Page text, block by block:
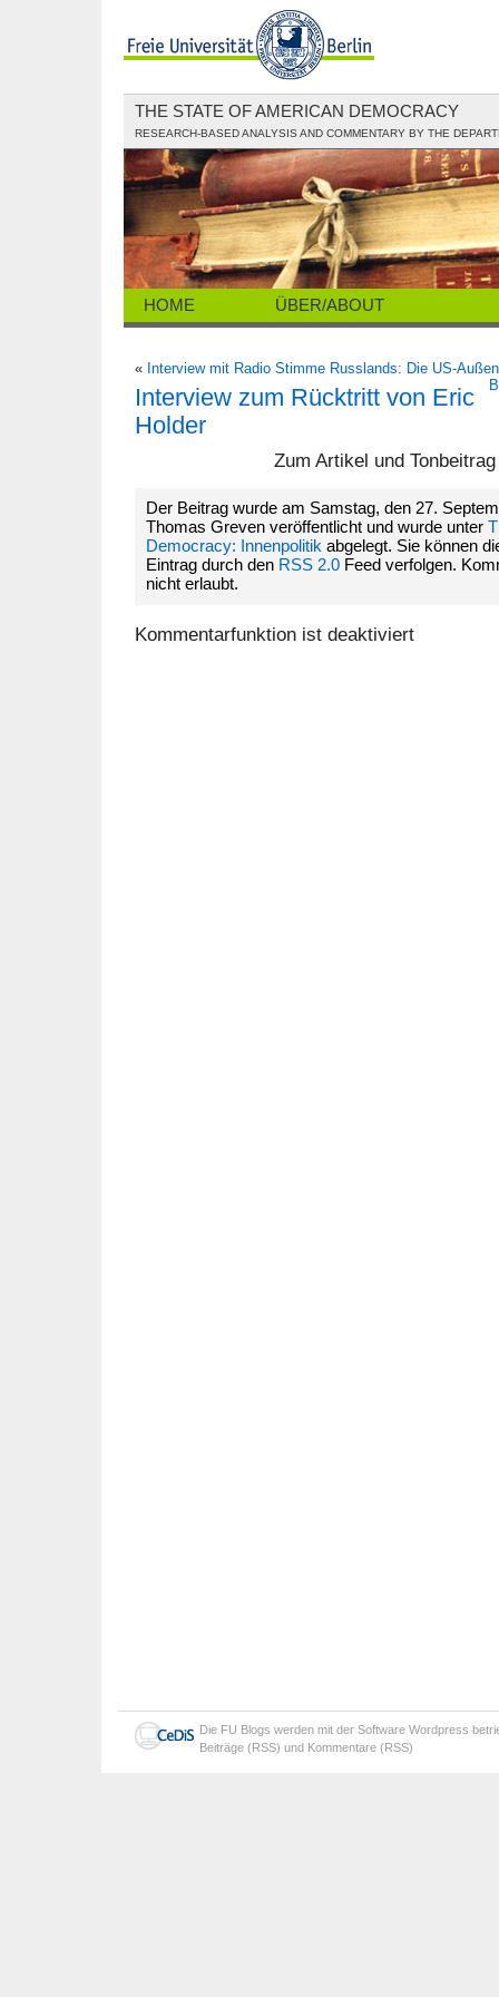
THE STATE OF AMERICAN DEMOCRACY
RESEARCH-BASED ANALYSIS AND COMMENTARY BY THE
HOME ÜBER/ABOUT
« Interview mit Radio Stimme Russlands: Die US-
Interview zum Rücktritt von Eric
Holder
Zum Artikel und
Der Beitrag wurde am Samstag, den 27.
Thomas Greven veröffentlicht und wurde unter
Democracy: Innenpolitik abgelegt. Sie können
Eintrag durch den RSS 2.0 Feed verfolgen.
nicht erlaubt.
Kommentarfunktion ist deaktiviert
Die FU Blogs werden mit der Software Wordpress
Beiträge (RSS) und Kommentare (RSS)